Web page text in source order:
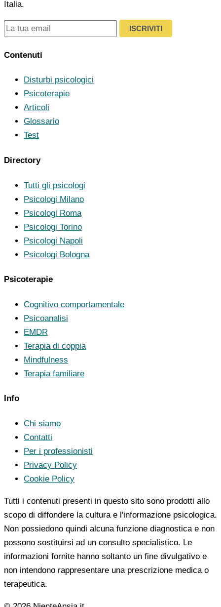
Italia.
ISCRIVITI
Contenuti
Disturbi psicologici
Psicoterapie
Articoli
Glossario
Test
Directory
Tutti gli psicologi
Psicologi Milano
Psicologi Roma
Psicologi Torino
Psicologi Napoli
Psicologi Bologna
Psicoterapie
Cognitivo comportamentale
Psicoanalisi
EMDR
Terapia di coppia
Mindfulness
Terapia familiare
Info
Chi siamo
Contatti
Per i professionisti
Privacy Policy
Cookie Policy
Tutti i contenuti presenti in questo sito sono prodotti allo
scopo di diffondere la cultura e l'informazione psicologica.
Non possiedono quindi alcuna funzione diagnostica e non
possono sostituirsi ad un consulto specialistico. Le
informazioni fornite hanno soltanto un fine divulgativo e
non intendono rappresentare una prescrizione medica o
terapeutica.